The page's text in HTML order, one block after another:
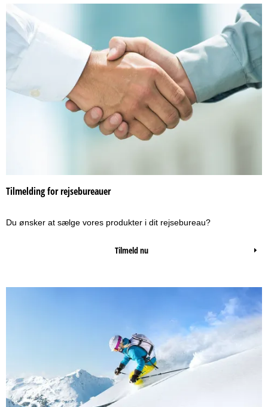
Tilmelding for rejsebureauer
Du ønsker at sælge vores produkter i dit rejsebureau?
Tilmeld nu